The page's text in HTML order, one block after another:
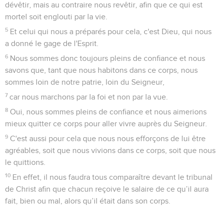
dévêtir, mais au contraire nous revêtir, afin que ce qui est
mortel soit englouti par la vie.
5 Et celui qui nous a préparés pour cela, c'est Dieu, qui nous
a donné le gage de l'Esprit.
6 Nous sommes donc toujours pleins de confiance et nous
savons que, tant que nous habitons dans ce corps, nous
sommes loin de notre patrie, loin du Seigneur,
7 car nous marchons par la foi et non par la vue.
8 Oui, nous sommes pleins de confiance et nous aimerions
mieux quitter ce corps pour aller vivre auprès du Seigneur.
9 C'est aussi pour cela que nous nous efforçons de lui être
agréables, soit que nous vivions dans ce corps, soit que nous
le quittions.
10 En effet, il nous faudra tous comparaître devant le tribunal
de Christ afin que chacun reçoive le salaire de ce qu’il aura
fait, bien ou mal, alors qu’il était dans son corps.